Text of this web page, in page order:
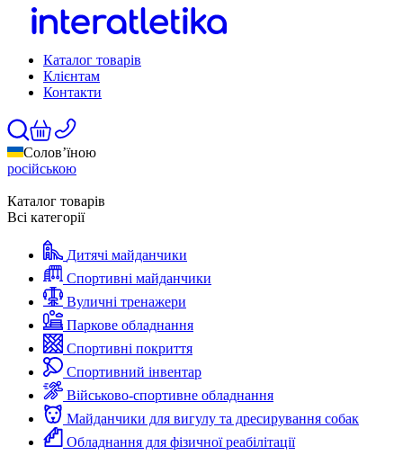
Каталог товарів
Клієнтам
Контакти
Солов’їною
російською
Каталог товарів
Всі категорії
Дитячі майданчики
Спортивні майданчики
Вуличні тренажери
Паркове обладнання
Спортивні покриття
Спортивний інвентар
Військово-спортивне обладнання
Майданчики для вигулу та дресирування собак
Обладнання для фізичної реабілітації